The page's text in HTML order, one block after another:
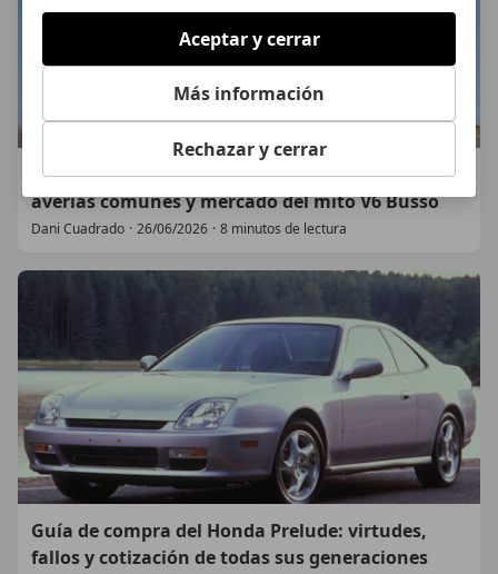
Aceptar y cerrar
Más información
Rechazar y cerrar
Alfa Romeo 156 GTA: Historia, guía de compra,
averías comunes y mercado del mito V6 Busso
Dani Cuadrado · 26/06/2026 · 8 minutos de lectura
Guía de compra del Honda Prelude: virtudes,
fallos y cotización de todas sus generaciones